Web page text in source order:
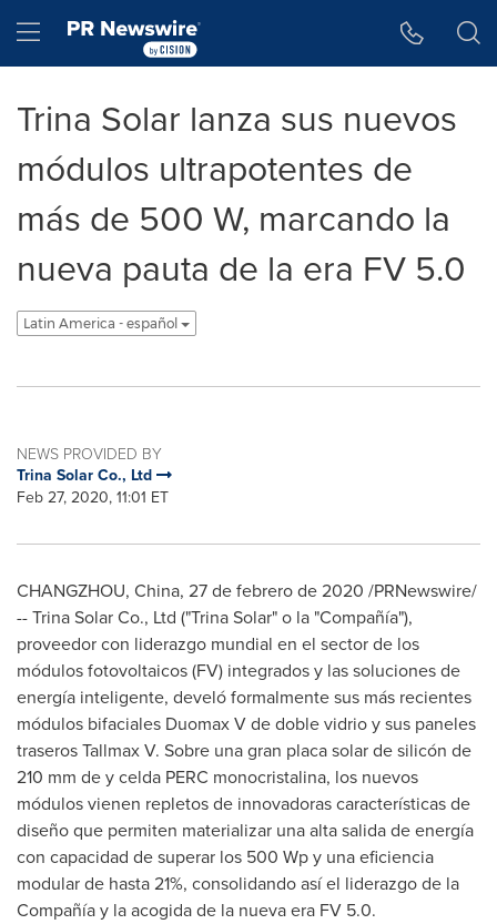
Hamburger menu
Trina Solar lanza sus nuevos
módulos ultrapotentes de
más de 500 W, marcando la
nueva pauta de la era FV 5.0
Latin America - español
NEWS PROVIDED BY
Trina Solar Co., Ltd
Feb 27, 2020, 11:01 ET
CHANGZHOU, China, 27 de febrero de 2020 /PRNewswire/
-- Trina Solar Co., Ltd ("Trina Solar" o la "Compañía"),
proveedor con liderazgo mundial en el sector de los
módulos fotovoltaicos (FV) integrados y las soluciones de
energía inteligente, develó formalmente sus más recientes
módulos bifaciales Duomax V de doble vidrio y sus paneles
traseros Tallmax V. Sobre una gran placa solar de silicón de
210 mm de y celda PERC monocristalina, los nuevos
módulos vienen repletos de innovadoras características de
diseño que permiten materializar una alta salida de energía
con capacidad de superar los 500 Wp y una eficiencia
modular de hasta 21%, consolidando así el liderazgo de la
Compañía y la acogida de la nueva era FV 5.0.